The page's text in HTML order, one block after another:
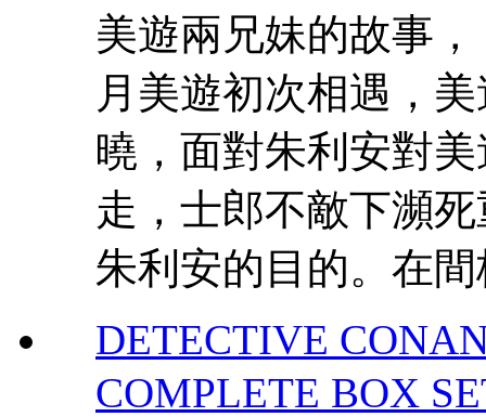
美遊兩兄妹的故事
月美遊初次相遇，
曉，面對朱利安對
走，士郎不敵下瀕
朱利安的目的。在
DETECTIVE
COMPLETE BOX